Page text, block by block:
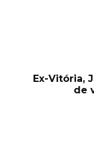
Ex-Vitória,
de